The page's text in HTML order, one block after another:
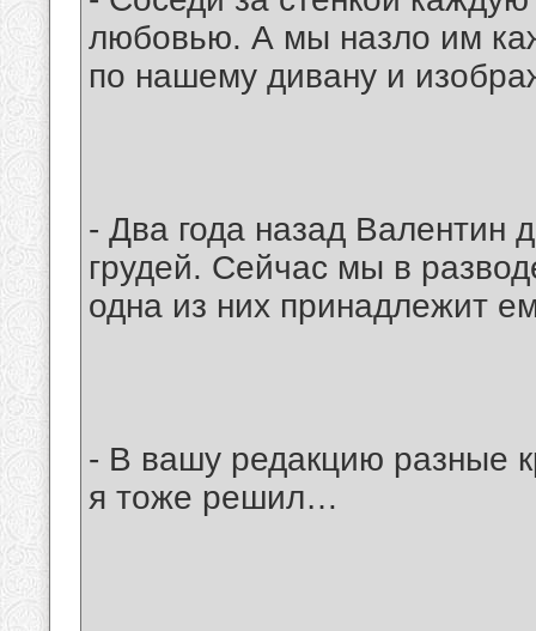
любовью. А мы назло им
по нашему дивану и
- Два года назад Валентин
грудей. Сейчас мы в
одна из них принадлежит
- В вашу pедакцию pазные
я тоже pешил…